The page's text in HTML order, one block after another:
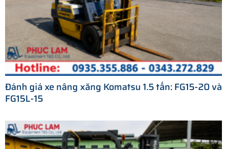
Đánh giá xe nâng xăng Komatsu 1.5 tấn: FG15-20 và
FG15L-15